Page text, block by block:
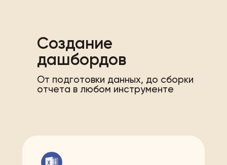
Создание
дашбордов
От подготовки данных, до сборки
отчета в любом инструменте